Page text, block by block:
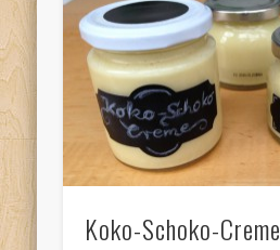
Koko-Schoko-Creme